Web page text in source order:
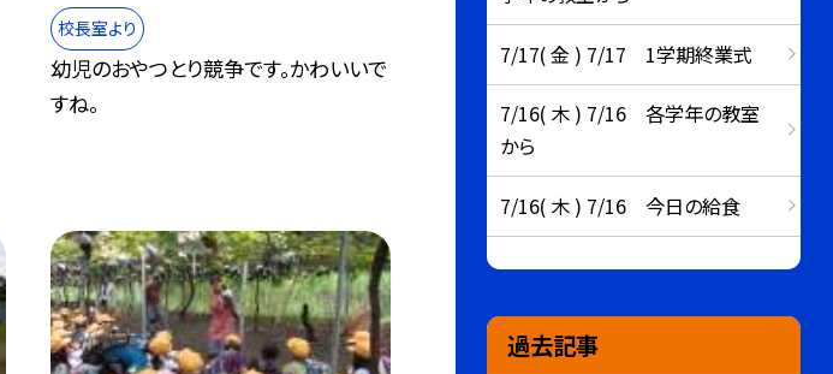
校長室より
幼児のおやつとり競争です。かわいいで
すね。
7/17( 金 ) 7/17 1学期終業式
7/16( 木 ) 7/16 各学年の教室
から
7/16( 木 ) 7/16 今日の給食
過去記事